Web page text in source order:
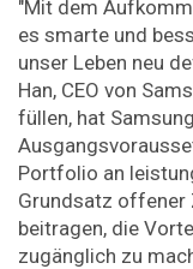
"Mit dem
es smarte und
unser Leben neu
Han, CEO von
füllen, hat
Portfolio an
Grundsatz offener
beitragen, die
zugänglich zu